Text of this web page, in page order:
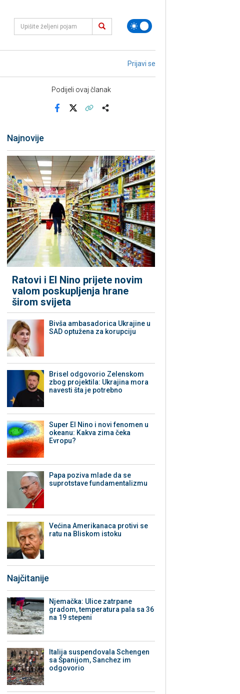
Prijavi se
Podijeli ovaj članak
Najnovije
Ratovi i El Nino prijete novim
valom poskupljenja hrane
širom svijeta
Bivša ambasadorica Ukrajine u
SAD optužena za korupciju
Brisel odgovorio Zelenskom
zbog projektila: Ukrajina mora
navesti šta je potrebno
Super El Nino i novi fenomen u
okeanu: Kakva zima čeka
Evropu?
Papa poziva mlade da se
suprotstave fundamentalizmu
Većina Amerikanaca protivi se
ratu na Bliskom istoku
Najčitanije
Njemačka: Ulice zatrpane
gradom, temperatura pala sa 36
na 19 stepeni
Italija suspendovala Schengen
sa Španijom, Sanchez im
odgovorio